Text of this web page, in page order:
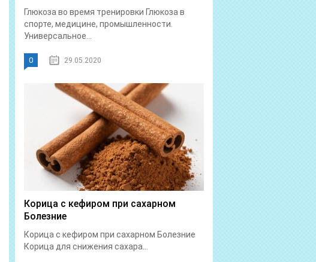
Глюкоза во время тренировки Глюкоза в
спорте, медицине, промышленности.
Универсальное...
0 29.05.2020
Корица с кефиром при сахарном
Болезние
Корица с кефиром при сахарном Болезние
Корица для снижения сахара...